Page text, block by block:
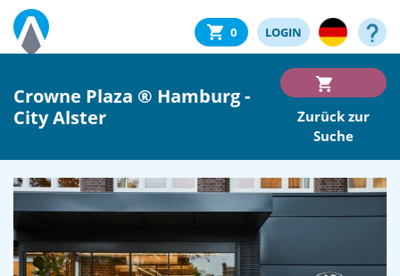
0 LOGIN
Crowne Plaza ® Hamburg -
City Alster
Zurück zur
Suche